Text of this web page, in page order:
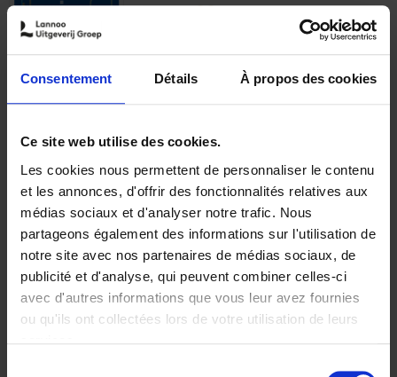
Consentement Détails À propos des cookies
Ce site web utilise des cookies.
Les cookies nous permettent de personnaliser le contenu
et les annonces, d'offrir des fonctionnalités relatives aux
médias sociaux et d'analyser notre trafic. Nous
partageons également des informations sur l'utilisation de
notre site avec nos partenaires de médias sociaux, de
publicité et d'analyse, qui peuvent combiner celles-ci
avec d'autres informations que vous leur avez fournies
ou qu'ils ont collectées lors de votre utilisation de leurs
€29,99
Optichannel Retail. Beyond
the Digital Hysteria
Gino Van Ossel
Autre finition
2019 350
€29,99